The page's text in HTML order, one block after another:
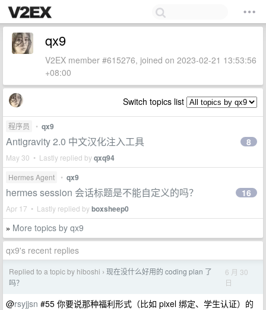
qx9
V2EX member #615276, joined on 2023-02-21 13:53:56
+08:00
Switch topics list
程序员 • qx9
Antigravity 2.0 中文汉化注入工具
May 30 • Lastly replied byqxq94
8
Hermes Agent • qx9
hermes session 会话标题是不能自定义的吗？
Apr 17 • Lastly replied byboxsheep0
16
» More topics by qx9
qx9's recent replies
Replied to a topic by hiboshi › 现在没什么好用的 coding plan 了
吗？
6 月 30
日
@rsyjjsn #55 你要说那种福利形式（比如 pixel 绑定、学生认证）的